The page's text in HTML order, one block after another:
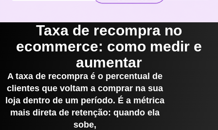
Taxa de recompra no
ecommerce: como medir e
aumentar
A taxa de recompra é o percentual de
clientes que voltam a comprar na sua
loja dentro de um período. É a métrica
mais direta de retenção: quando ela
sobe,